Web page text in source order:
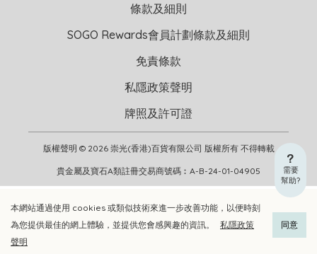
加入購物車 立即選購
本網站通過使用 cookies 或類似技術來進一步改善功能，以便時刻
為您提供最佳的網上體驗，並提供您會感興趣的資訊。
私隱政策
聲明
同意
需要
幫助?
版權聲明 © 2026 崇光(香港)百貨有限公司 版權所有 不得轉載
貴金屬及寶石A類註冊交易商號碼︰A-B-24-01-04905
條款及細則
SOGO Rewards會員計劃條款及細則
免責條款
私隱政策聲明
牌照及許可證